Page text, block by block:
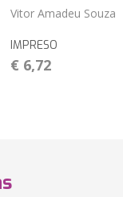
Vitor Amadeu Souza
IMPRESO
€ 6,72